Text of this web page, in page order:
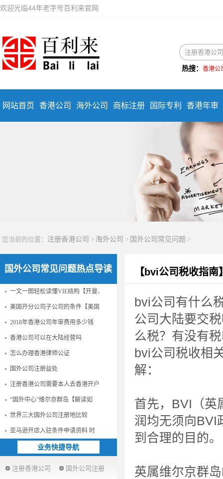
欢迎光临44年老字号百利来官网
热搜： 香港公
网站首页 香港公司 海外公司 商标注册 国际专利 香港年审
您当前的位置： 注册香港公司 > 海外公司 > 国外公司常见问题 >
国外公司常见问题热点导读
一文一图轻松读懂VIE结构【开曼、
美国开分公司子公司的条件【美国
2018年香港公司年审费用多少钱
香港公司可以在大陆经营吗
怎么办理香港律师公证
国外公司注册益处
注册香港公司需要本人去香港开户
“国外中心”维尔京群岛【解读如
世界三大国外公司注册地比较
亚马逊开店入驻条件申请资料 时
业务快捷导航
注册香港公司
国外公司注册
【bvi公司税收指
bvi公司有什么
公司大陆要交
么税？有没有
bvi公司税收相
解：
首先，BVI（英
润均无须向BVI
到合理的目的。
英属维尔京群